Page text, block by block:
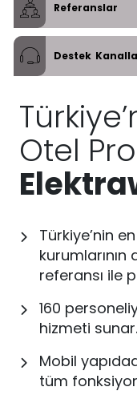
Referanslar
Destek
Otel
Türkiye’nin
referansı ile
160
hizmeti sunar.
Mobil
tüm